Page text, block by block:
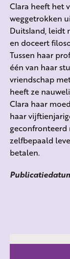
Clara heeft het
weggetrokken
Duitsland, leidt
en doceert
Tussen haar
één van haar
vriendschap
heeft ze
Clara haar
haar
geconfronteerd
zelfbepaald
betalen.